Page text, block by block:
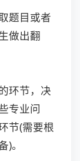
题目或者
做出翻
环节，决
专业问
节(需要根
。